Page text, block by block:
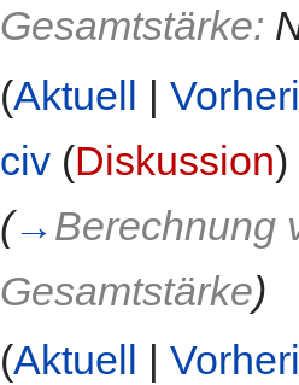
Gesamtstärke:
(Aktuell |
civ (Diskussion)
(→ Berechnung
Gesamtstärke)
(Aktuell |